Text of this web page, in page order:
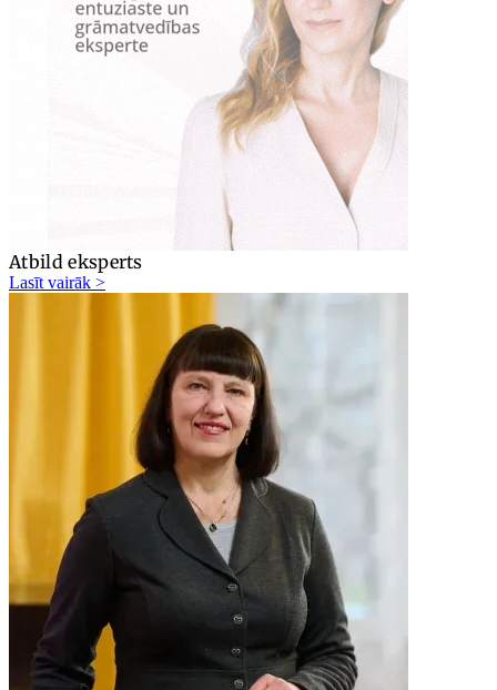
Atbild eksperts
Lasīt vairāk >